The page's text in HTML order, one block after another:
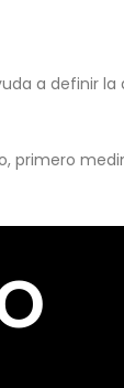
a definir
primero